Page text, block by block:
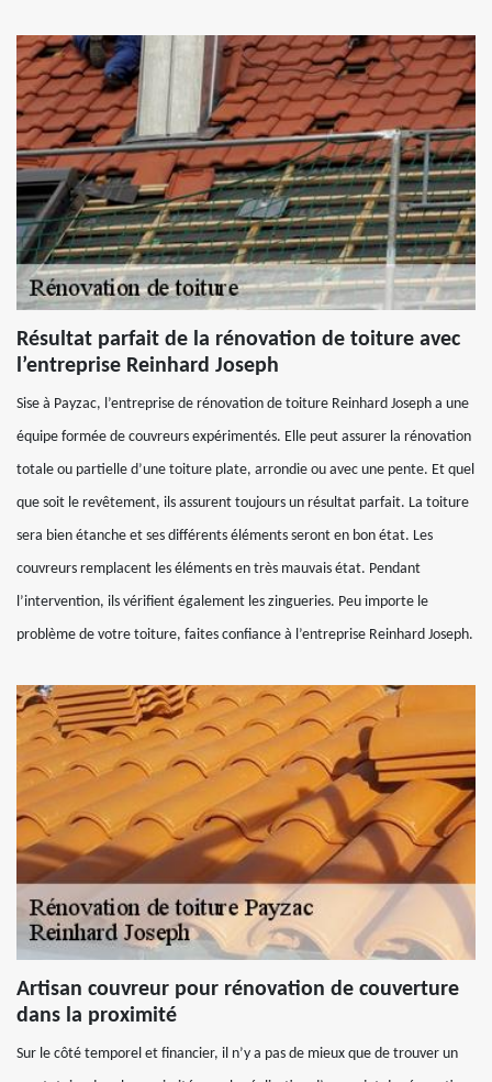
Résultat parfait de la rénovation de toiture avec
l’entreprise Reinhard Joseph
Sise à Payzac, l’entreprise de rénovation de toiture Reinhard Joseph a une
équipe formée de couvreurs expérimentés. Elle peut assurer la rénovation
totale ou partielle d’une toiture plate, arrondie ou avec une pente. Et quel
que soit le revêtement, ils assurent toujours un résultat parfait. La toiture
sera bien étanche et ses différents éléments seront en bon état. Les
couvreurs remplacent les éléments en très mauvais état. Pendant
l’intervention, ils vérifient également les zingueries. Peu importe le
problème de votre toiture, faites confiance à l’entreprise Reinhard Joseph.
Artisan couvreur pour rénovation de couverture
dans la proximité
Sur le côté temporel et financier, il n’y a pas de mieux que de trouver un